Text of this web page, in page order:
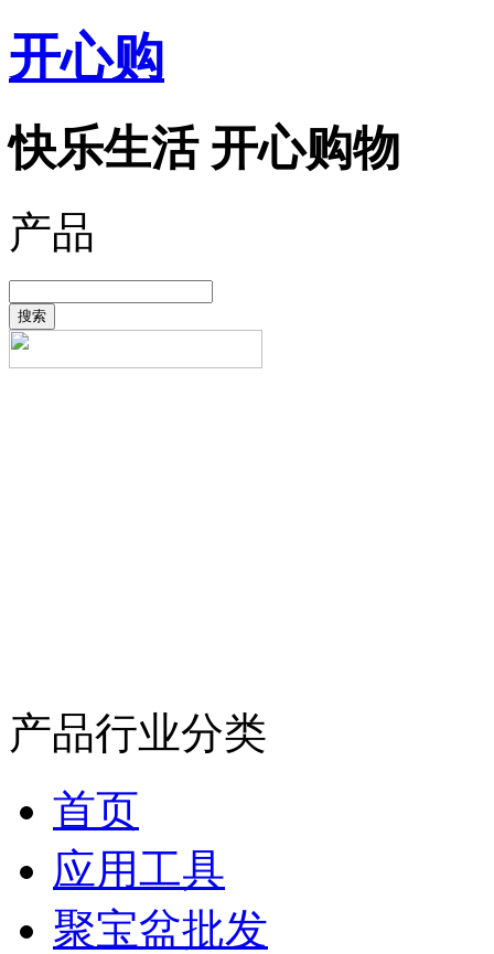
开心购
快乐生活 开心购物
产品
搜索
产品行业分类
首页
应用工具
聚宝盆批发